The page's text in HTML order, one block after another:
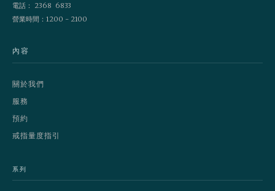
電話： 2368 6833
營業時間：1200 - 2100
內容
關於我們
服務
預約
戒指量度指引
系列